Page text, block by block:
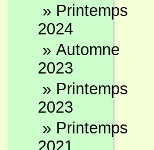
» Printemps
2024
» Automne
2023
» Printemps
2023
» Printemps
2021